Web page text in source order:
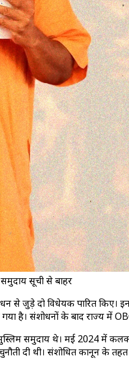
सूची से बाहर
से जुड़े दो विधेयक पारित किए।
संशोधनों के बाद राज्य में
समुदाय थे। मई 2024 में
दी थी। संशोधित कानून